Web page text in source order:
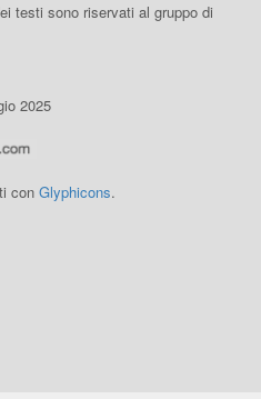
testi sono riservati al gruppo di
2025
conGlyphicons.